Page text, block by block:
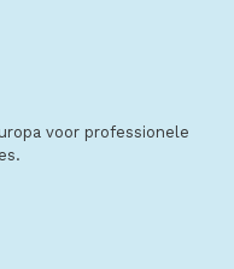
voor professionele